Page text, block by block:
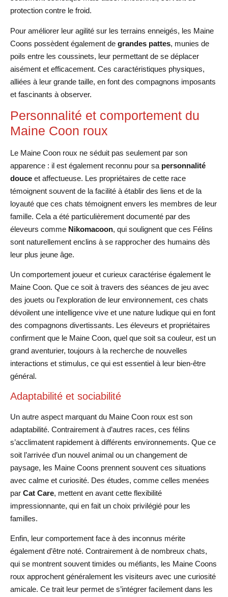
protection contre le froid.
Pour améliorer leur agilité sur les terrains enneigés, les Maine
Coons possèdent également de grandes pattes, munies de
poils entre les coussinets, leur permettant de se déplacer
aisément et efficacement. Ces caractéristiques physiques,
alliées à leur grande taille, en font des compagnons imposants
et fascinants à observer.
Personnalité et comportement du
Maine Coon roux
Le Maine Coon roux ne séduit pas seulement par son
apparence : il est également reconnu pour sa personnalité
douce et affectueuse. Les propriétaires de cette race
témoignent souvent de la facilité à établir des liens et de la
loyauté que ces chats témoignent envers les membres de leur
famille. Cela a été particulièrement documenté par des
éleveurs comme Nikomacoon, qui soulignent que ces Félins
sont naturellement enclins à se rapprocher des humains dès
leur plus jeune âge.
Un comportement joueur et curieux caractérise également le
Maine Coon. Que ce soit à travers des séances de jeu avec
des jouets ou l’exploration de leur environnement, ces chats
dévoilent une intelligence vive et une nature ludique qui en font
des compagnons divertissants. Les éleveurs et propriétaires
confirment que le Maine Coon, quel que soit sa couleur, est un
grand aventurier, toujours à la recherche de nouvelles
interactions et stimulus, ce qui est essentiel à leur bien-être
général.
Adaptabilité et sociabilité
Un autre aspect marquant du Maine Coon roux est son
adaptabilité. Contrairement à d’autres races, ces félins
s’acclimatent rapidement à différents environnements. Que ce
soit l’arrivée d’un nouvel animal ou un changement de
paysage, les Maine Coons prennent souvent ces situations
avec calme et curiosité. Des études, comme celles menées
par Cat Care, mettent en avant cette flexibilité
impressionnante, qui en fait un choix privilégié pour les
familles.
Enfin, leur comportement face à des inconnus mérite
également d’être noté. Contrairement à de nombreux chats,
qui se montrent souvent timides ou méfiants, les Maine Coons
roux approchent généralement les visiteurs avec une curiosité
amicale. Ce trait leur permet de s’intégrer facilement dans les